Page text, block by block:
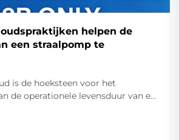
helpen de
een straalpomp te
is de hoeksteen voor het
de operationele levensduur van elk
de levensduur van de